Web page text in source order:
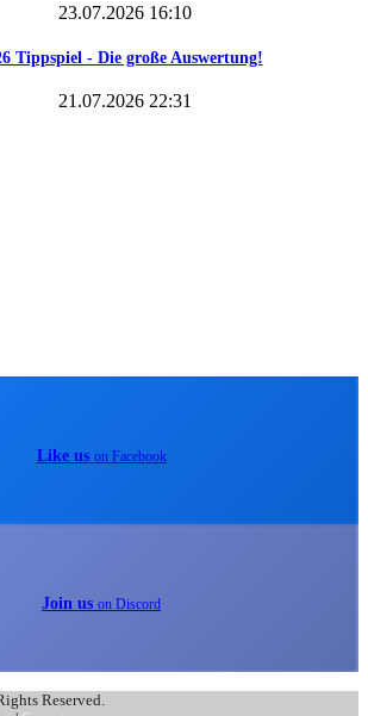
23.07.2026 16:10
Tippspiel - Die große Auswertung!
21.07.2026 22:31
Like us on Facebook
Join us on Discord
Reserved.